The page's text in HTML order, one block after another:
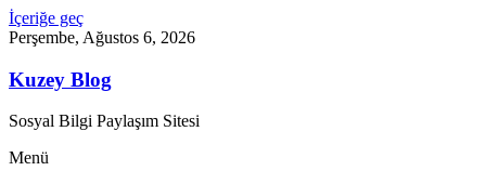
İçeriğe geç
Perşembe, Ağustos 6, 2026
Kuzey Blog
Sosyal Bilgi Paylaşım Sitesi
Menü